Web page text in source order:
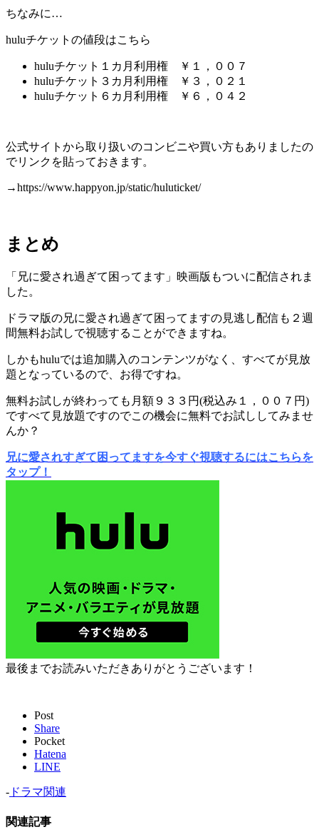
ちなみに…
huluチケットの値段はこちら
huluチケット１カ月利用権 ￥１，００７
huluチケット３カ月利用権 ￥３，０２１
huluチケット６カ月利用権 ￥６，０４２
公式サイトから取り扱いのコンビニや買い方もありましたの
でリンクを貼っておきます。
→https://www.happyon.jp/static/huluticket/
まとめ
「兄に愛され過ぎて困ってます」映画版もついに配信されま
した。
ドラマ版の兄に愛され過ぎて困ってますの見逃し配信も２週
間無料お試しで視聴することができますね。
しかもhuluでは追加購入のコンテンツがなく、すべてが見放
題となっているので、お得ですね。
無料お試しが終わっても月額９３３円(税込み１，００７円)
ですべて見放題ですのでこの機会に無料でお試ししてみませ
んか？
兄に愛されすぎて困ってますを今すぐ視聴するにはこちらを
タップ！
最後までお読みいただきありがとうございます！
Post
Share
Pocket
Hatena
LINE
- ドラマ関連
関連記事